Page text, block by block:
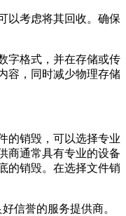
以考虑将其回收。确保
字格式，并在存储或传
容，同时减少物理存储
的销毁，可以选择专业
商通常具有专业的设备
的销毁。在选择文件销
信誉的服务提供商。